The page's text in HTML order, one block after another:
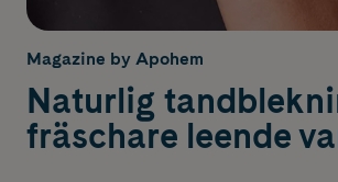
Magazine by Apohem
Naturlig
fräschare leende